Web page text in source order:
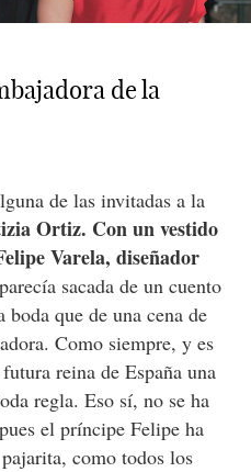
de la
de las invitadas a la
Ortiz. Con un vestido
Varela, diseñador
sacada de un cuento
boda que de una cena de
Como siempre, y es
reina de España una
regla. Eso sí, no se ha
el príncipe Felipe ha
como todos los